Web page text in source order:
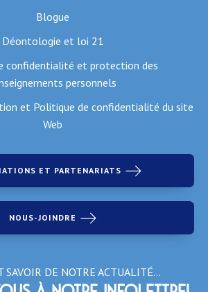
Blogue
Déontologie et loi 21
confidentialité et protection des
personnels
et Politique de confidentialité du site
Web
ET PARTENARIATS
NOUS-JOINDRE
SAVOIR DE NOTRE ACTUALITÉ…